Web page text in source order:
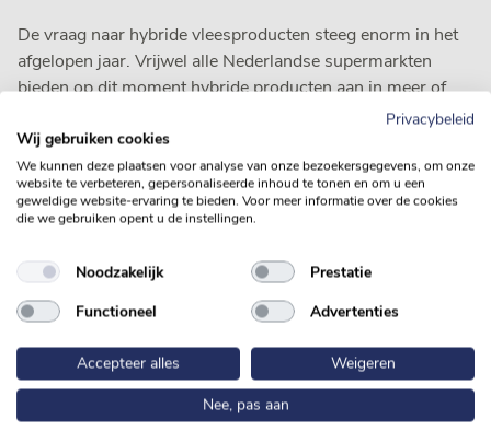
De vraag naar hybride vleesproducten steeg enorm in het
afgelopen jaar. Vrijwel alle Nederlandse supermarkten
bieden op dit moment hybride producten aan in meer of
mindere mate. Van Loon heeft het portfolio hybride
producten ‘fors’ uitgebreid. De afzet van deze producten is
door deze twee factoren met 433% gestegen. Om aan de
vraag te voldoen breidt Van Loon de productiecapaciteit
van de veldboonvezel FiberFort uit met een nieuwe
Van Loon werkt met veldbonen- en erwteiwit in de hybride
toepassingen. In 2026 verkent het bedrijf het gebruik van
andere eiwitbronnen voor hybride producten. Hierbij kijkt
het bedrijf ook in het bijzonder naar lokale en geüpcyclede
eiwitten.
Privacybeleid
Wij gebruiken cookies
We kunnen deze plaatsen voor analyse van onze bezoekersgegevens, om onze
website te verbeteren, gepersonaliseerde inhoud te tonen en om u een
geweldige website-ervaring te bieden. Voor meer informatie over de cookies
die we gebruiken opent u de instellingen.
Noodzakelijk
Prestatie
Functioneel
Advertenties
Accepteer alles
Weigeren
Nee, pas aan